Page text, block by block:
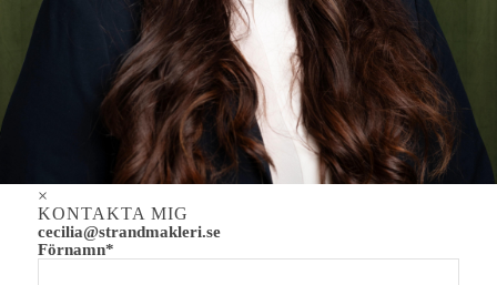
×
KONTAKTA MIG
cecilia@strandmakleri.se
Förnamn*